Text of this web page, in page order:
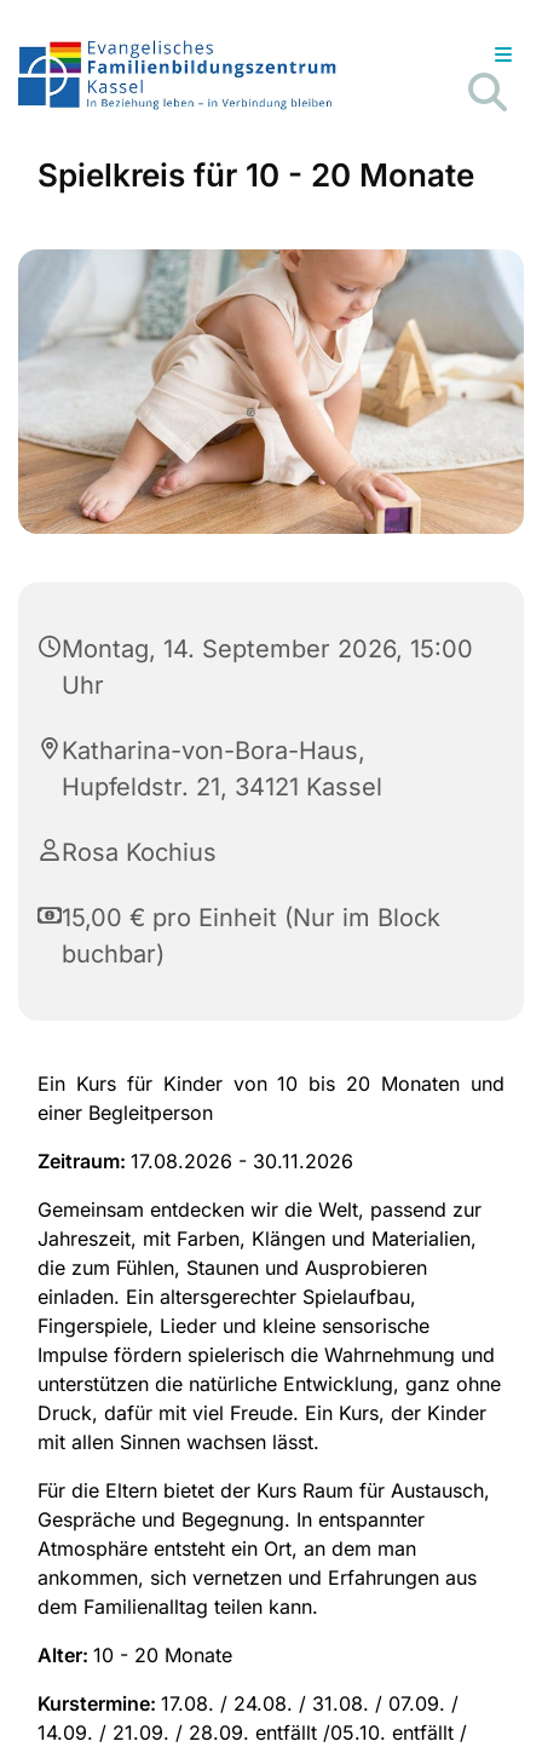
Spielkreis für 10 - 20 Monate
Montag, 14. September 2026, 15:00
Uhr
Katharina-von-Bora-Haus,
Hupfeldstr. 21, 34121 Kassel
Rosa Kochius
15,00 € pro Einheit (Nur im Block
buchbar)
Ein Kurs für Kinder von 10 bis 20 Monaten und
einer Begleitperson
Zeitraum: 17.08.2026 - 30.11.2026
Gemeinsam entdecken wir die Welt, passend zur
Jahreszeit, mit Farben, Klängen und Materialien,
die zum Fühlen, Staunen und Ausprobieren
einladen. Ein altersgerechter Spielaufbau,
Fingerspiele, Lieder und kleine sensorische
Impulse fördern spielerisch die Wahrnehmung und
unterstützen die natürliche Entwicklung, ganz ohne
Druck, dafür mit viel Freude. Ein Kurs, der Kinder
mit allen Sinnen wachsen lässt.
Für die Eltern bietet der Kurs Raum für Austausch,
Gespräche und Begegnung. In entspannter
Atmosphäre entsteht ein Ort, an dem man
ankommen, sich vernetzen und Erfahrungen aus
dem Familienalltag teilen kann.
Alter: 10 - 20 Monate
Kurstermine: 17.08. / 24.08. / 31.08. / 07.09. /
14.09. / 21.09. / 28.09. entfällt /05.10. entfällt /